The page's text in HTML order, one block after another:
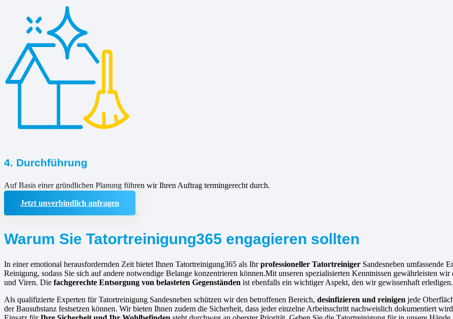
4. Durchführung
Auf Basis einer gründlichen Planung führen wir Ihren Auftrag termingerecht durch.
Jetzt unverbindlich anfragen
Warum Sie Tatortreinigung365 engagieren sollten
In einer emotional herausfordernden Zeit bietet Ihnen Tatortreinigung365 als Ihrprofessioneller Tatortreiniger Sandesneben umfassende
Reinigung, sodass Sie sich auf andere notwendige Belange konzentrieren können.Mit unseren spezialisierten Kenntnissen gewährleisten
und Viren. Die fachgerechte Entsorgung von belasteten Gegenständen ist ebenfalls ein wichtiger Aspekt, den wir gewissenhaft erledigen.
Als qualifizierte Experten für Tatortreinigung Sandesneben schützen wir den betroffenen Bereich, desinfizieren und reinigen jede
der Bausubstanz festsetzen können. Wir bieten Ihnen zudem die Sicherheit, dass jeder einzelne Arbeitsschritt nachweislich dokumentiert